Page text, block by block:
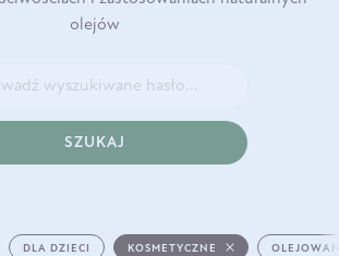
olejów
SZUKAJ
DLA DZIECI KOSMETYCZNE